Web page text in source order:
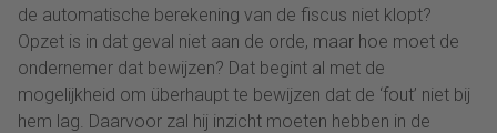
de automatische berekening van de fiscus niet klopt?
Opzet is in dat geval niet aan de orde, maar hoe moet de
ondernemer dat bewijzen? Dat begint al met de
mogelijkheid om überhaupt te bewijzen dat de ‘fout’ niet bij
hem lag. Daarvoor zal hij inzicht moeten hebben in de